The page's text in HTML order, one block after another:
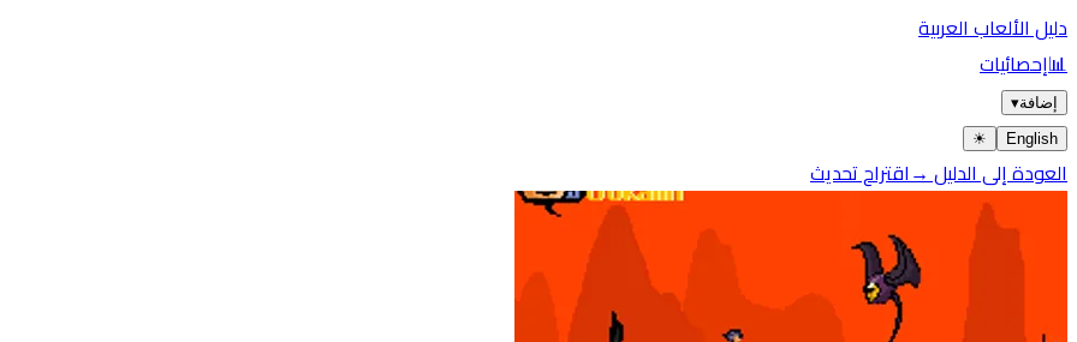
دليل الألعاب العربية
📊إحصائيات
إضافة▾
English
☀︎
العودة إلى الدليل →اقتراح تحديث